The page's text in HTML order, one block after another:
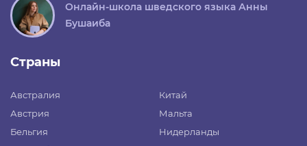
Онлайн-школа шведского языка Анны
Бушаиба
Страны
Австралия
Австрия
Бельгия
Китай
Мальта
Нидерланды